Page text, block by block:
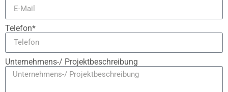
Telefon*
Unternehmens-/ Projektbeschreibung